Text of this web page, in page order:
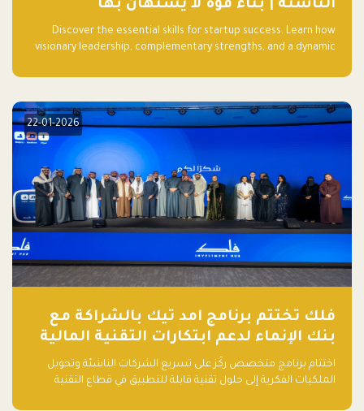
الناشئة | بناء قوة لا يستهان بها
Discover the essential skills for startup success. Learn how
visionary leadership, complementary strengths, and a dynamic
elevate your startup! Follow us @FalakHub
22-01-2026
فلك تختتم برنامج امد تيك بالشراكة مع
بنك الإنماء لدعم ابتكارات التقنية المالية
اختتام برنامج متخصص ركّز على تسريع الشركات الناشئة وتحويل
الملكيات الفكرية إلى حلول تقنية قابلة للتطبيق في قطاع التقنية